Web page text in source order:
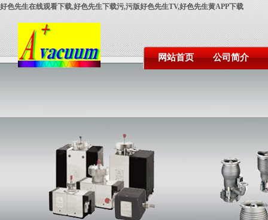
好色先生在线观看下载,好色先生下载污,污版好色先生TV,好色先生黄APP下载
网站首页 公司简介